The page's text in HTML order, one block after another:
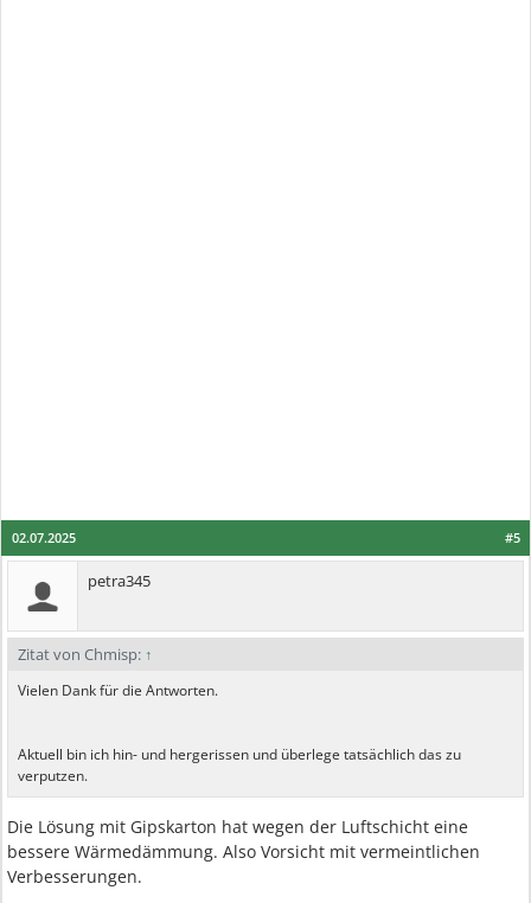
#5
02.07.2025
petra345
Zitat von Chmisp: ↑
Vielen Dank für die Antworten.
Aktuell bin ich hin- und hergerissen und überlege tatsächlich das zu
verputzen.
Die Lösung mit Gipskarton hat wegen der Luftschicht eine
bessere Wärmedämmung. Also Vorsicht mit vermeintlichen
Verbesserungen.